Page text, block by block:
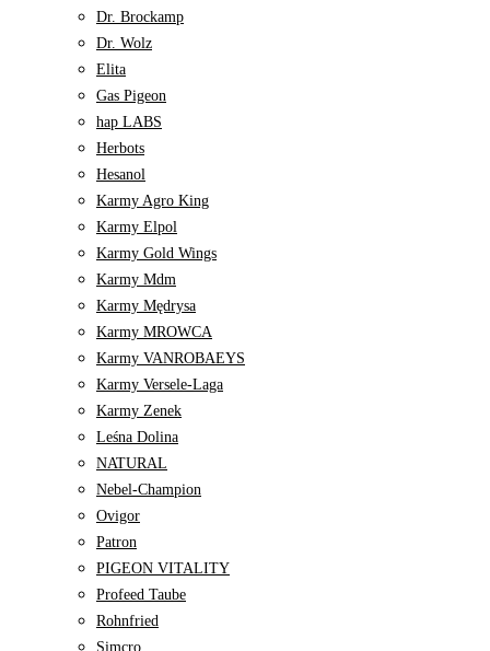
Dr. Brockamp
Dr. Wolz
Elita
Gas Pigeon
hap LABS
Herbots
Hesanol
Karmy Agro King
Karmy Elpol
Karmy Gold Wings
Karmy Mdm
Karmy Mędrysa
Karmy MROWCA
Karmy VANROBAEYS
Karmy Versele-Laga
Karmy Zenek
Leśna Dolina
NATURAL
Nebel-Champion
Ovigor
Patron
PIGEON VITALITY
Profeed Taube
Rohnfried
Simcro